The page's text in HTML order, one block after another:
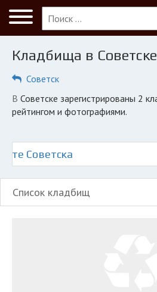
Меню
Главная
Советск
ПОЛЬЗОВАТЕЛЯМ
Кладбища
Личный кабинет
Кладбища в Советске
Советск
в Советске зарегистрированы 2 кладбища с отзывами,
рейтингом и фотографиями.
Советска
Список кладбищ